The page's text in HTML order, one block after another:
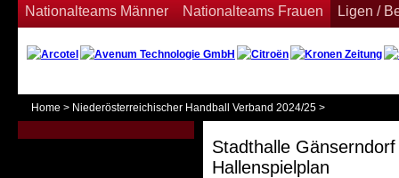
Nationalteams Männer Nationalteams Frauen Ligen /
Home > Niederösterreichischer Handball Verband 2024/25 >
Stadthalle
Hallenspielplan